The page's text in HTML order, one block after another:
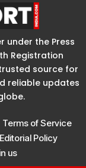
under the Press
Registration
source for
reliable updates
Terms of Service
Editorial Policy
us